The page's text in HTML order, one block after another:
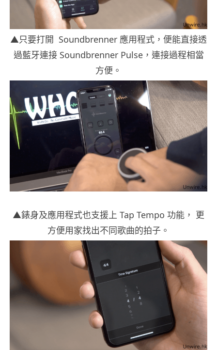
▲只要打開 Soundbrenner 應用程式，便能直接透
過藍牙連接 Soundbrenner Pulse，連接過程相當
方便。
▲錶身及應用程式也支援上 Tap Tempo 功能， 更
方便用家找出不同歌曲的拍子。